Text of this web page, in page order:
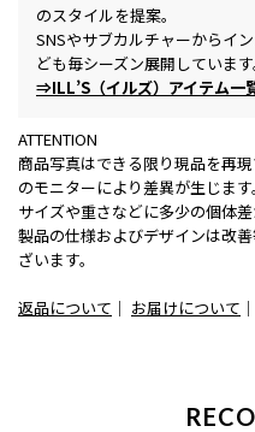
のスタイルを提案。
SNSやサブカルチャーからイ
ども毎シーズン展開しています
⇒ILL’S（イルズ）アイテム一
ATTENTION
商品写真はできる限り現品を再
のモニターにより差異が生じます。
サイズや重さなどに多少の個体
製品の仕様およびデザインは改
ざいます。
返品について ｜ お届けについて ｜